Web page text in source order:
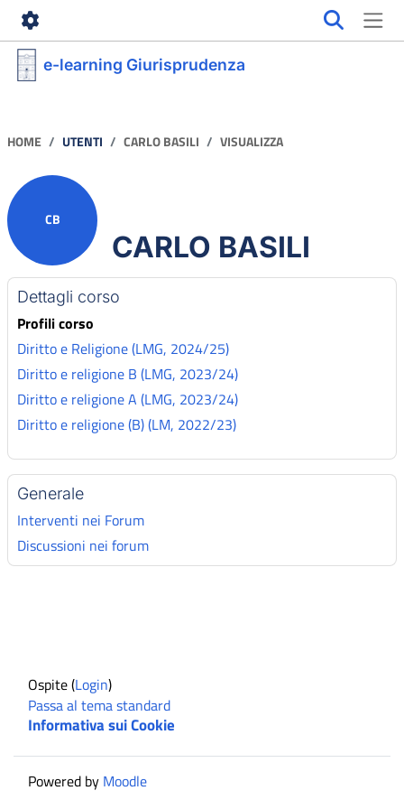
Vai al contenuto principale
e-learning Giurisprudenza
HOME UTENTI CARLO BASILI VISUALIZZA
CB
CARLO BASILI
Profilo utente
Blocchi di contenuto principale
Dettagli corso
Profili corso
Diritto e Religione (LMG, 2024/25)
Diritto e religione B (LMG, 2023/24)
Diritto e religione A (LMG, 2023/24)
Diritto e religione (B) (LM, 2022/23)
Generale
Interventi nei Forum
Discussioni nei forum
Ospite (Login)
Passa al tema standard
Informativa sui Cookie
Powered by Moodle